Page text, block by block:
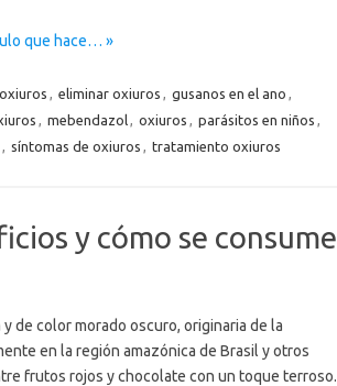
que hace… »
, eliminar oxiuros , gusanos en el ano ,
, mebendazol, oxiuros , parásitos en niños ,
, síntomas de oxiuros , tratamiento oxiuros
y cómo se consume
de color morado oscuro, originaria de la
en la región amazónica de Brasil y otros
frutos rojos y chocolate con un toque terroso.